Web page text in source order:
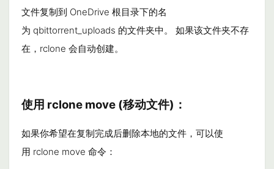
文件复制到 OneDrive 根目录下的名
为 qbittorrent_uploads 的文件夹中。 如果该文件夹不存
在，rclone 会自动创建。
使用 rclone move (移动文件)：
如果你希望在复制完成后删除本地的文件，可以使
用 rclone move 命令：